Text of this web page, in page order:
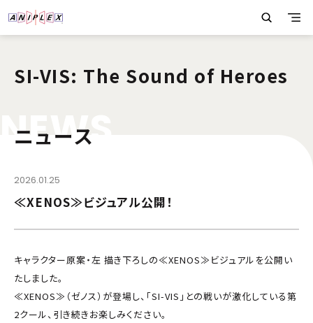
SI-VIS: The Sound of Heroes
NEWS
ニュース
2026.01.25
≪XENOS≫ビジュアル公開！
キャラクター原案・左 描き下ろしの≪XENOS≫ビジュアルを公開い
たしました。
≪XENOS≫（ゼノス）が登場し、「SI-VIS」との戦いが激化している第
2クール、引き続きお楽しみください。